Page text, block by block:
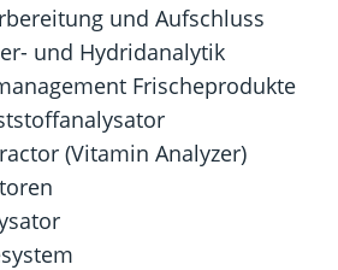
und Aufschluss
und Hydridanalytik
Frischeprodukte
(Vitamin Analyzer)